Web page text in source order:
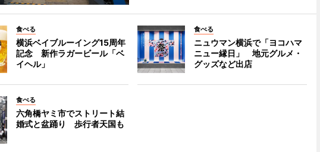
食べる
横浜ベイブルーイング15周年
記念 新作ラガービール「ベ
イヘル」
食べる
ニュウマン横浜で「ヨコハマ
ニュー縁日」 地元グルメ・
グッズなど出店
食べる
六角橋ヤミ市でストリート結
婚式と盆踊り 歩行者天国も